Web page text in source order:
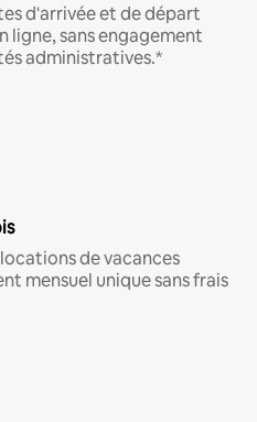
d'arrivée et de départ
ligne, sans engagement
administratives.*
de vacances
mensuel unique sans frais